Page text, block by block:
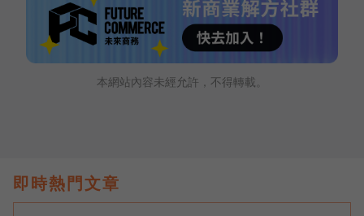
本網站內容未經允許，不得轉載。
即時熱門文章